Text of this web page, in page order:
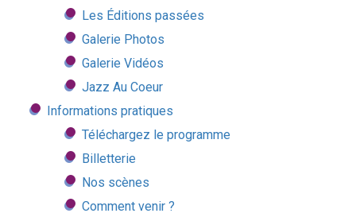
Les Éditions passées
Galerie Photos
Galerie Vidéos
Jazz Au Coeur
Informations pratiques
Téléchargez le programme
Billetterie
Nos scènes
Comment venir ?